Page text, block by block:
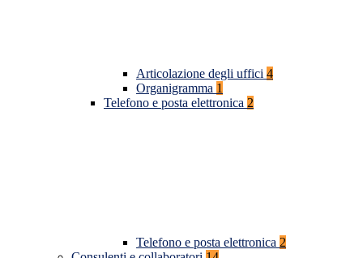
Articolazione degli uffici 4
Organigramma 1
Telefono e posta elettronica 2
Telefono e posta elettronica 2